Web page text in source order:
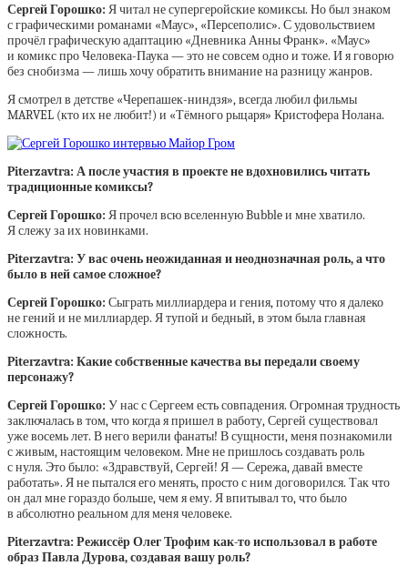
Сергей Горошко: Я читал не супергеройские комиксы. Но был знаком
с графическими романами «Маус», «Персеполис». С удовольствием
прочёл графическую адаптацию «Дневника Анны Франк». «Маус»
и комикс про Человека-Паука — это не совсем одно и тоже. И я говорю
без снобизма — лишь хочу обратить внимание на разницу жанров.
Я смотрел в детстве «Черепашек-ниндзя», всегда любил фильмы
MARVEL (кто их не любит!) и «Тёмного рыцаря» Кристофера Нолана.
Piterzavtra: А после участия в проекте не вдохновились читать
традиционные комиксы?
Сергей Горошко: Я прочел всю вселенную Bubble и мне хватило.
Я слежу за их новинками.
Piterzavtra: У вас очень неожиданная и неоднозначная роль, а что
было в ней самое сложное?
Сергей Горошко: Сыграть миллиардера и гения, потому что я далеко
не гений и не миллиардер. Я тупой и бедный, в этом была главная
сложность.
Piterzavtra: Какие собственные качества вы передали своему
персонажу?
Сергей Горошко: У нас с Сергеем есть совпадения. Огромная трудность
заключалась в том, что когда я пришел в работу, Сергей существовал
уже восемь лет. В него верили фанаты! В сущности, меня познакомили
с живым, настоящим человеком. Мне не пришлось создавать роль
с нуля. Это было: «Здравствуй, Сергей! Я — Сережа, давай вместе
работать». Я не пытался его менять, просто с ним договорился. Так что
он дал мне гораздо больше, чем я ему. Я впитывал то, что было
в абсолютно реальном для меня человеке.
Piterzavtra: Режиссёр Олег Трофим как-то использовал в работе
образ Павла Дурова, создавая вашу роль?